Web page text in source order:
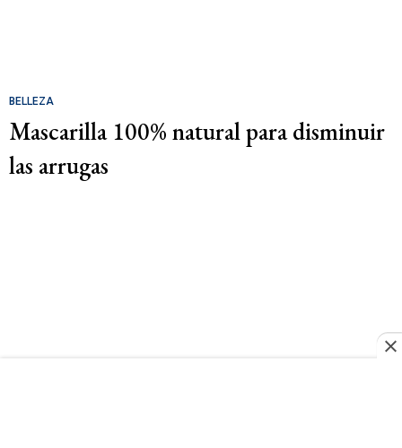
BELLEZA
Mascarilla 100% natural para disminuir
las arrugas